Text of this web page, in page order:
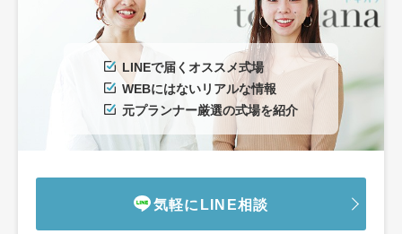
LINEで届くオススメ式場
WEBにはないリアルな情報
元プランナー厳選の式場を紹介
気軽にLINE相談